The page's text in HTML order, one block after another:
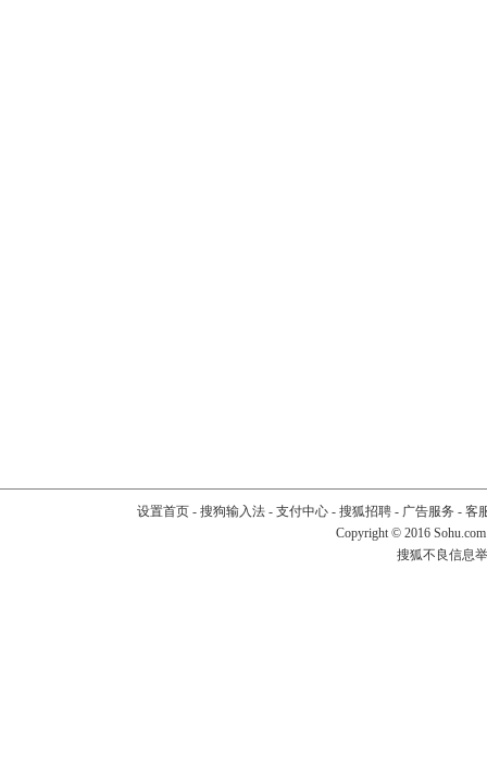
设置首页- 搜狗输入法- 支付中心- 搜狐招聘- 广告服务 - 客
Copyright © 2016
搜狐不良信息